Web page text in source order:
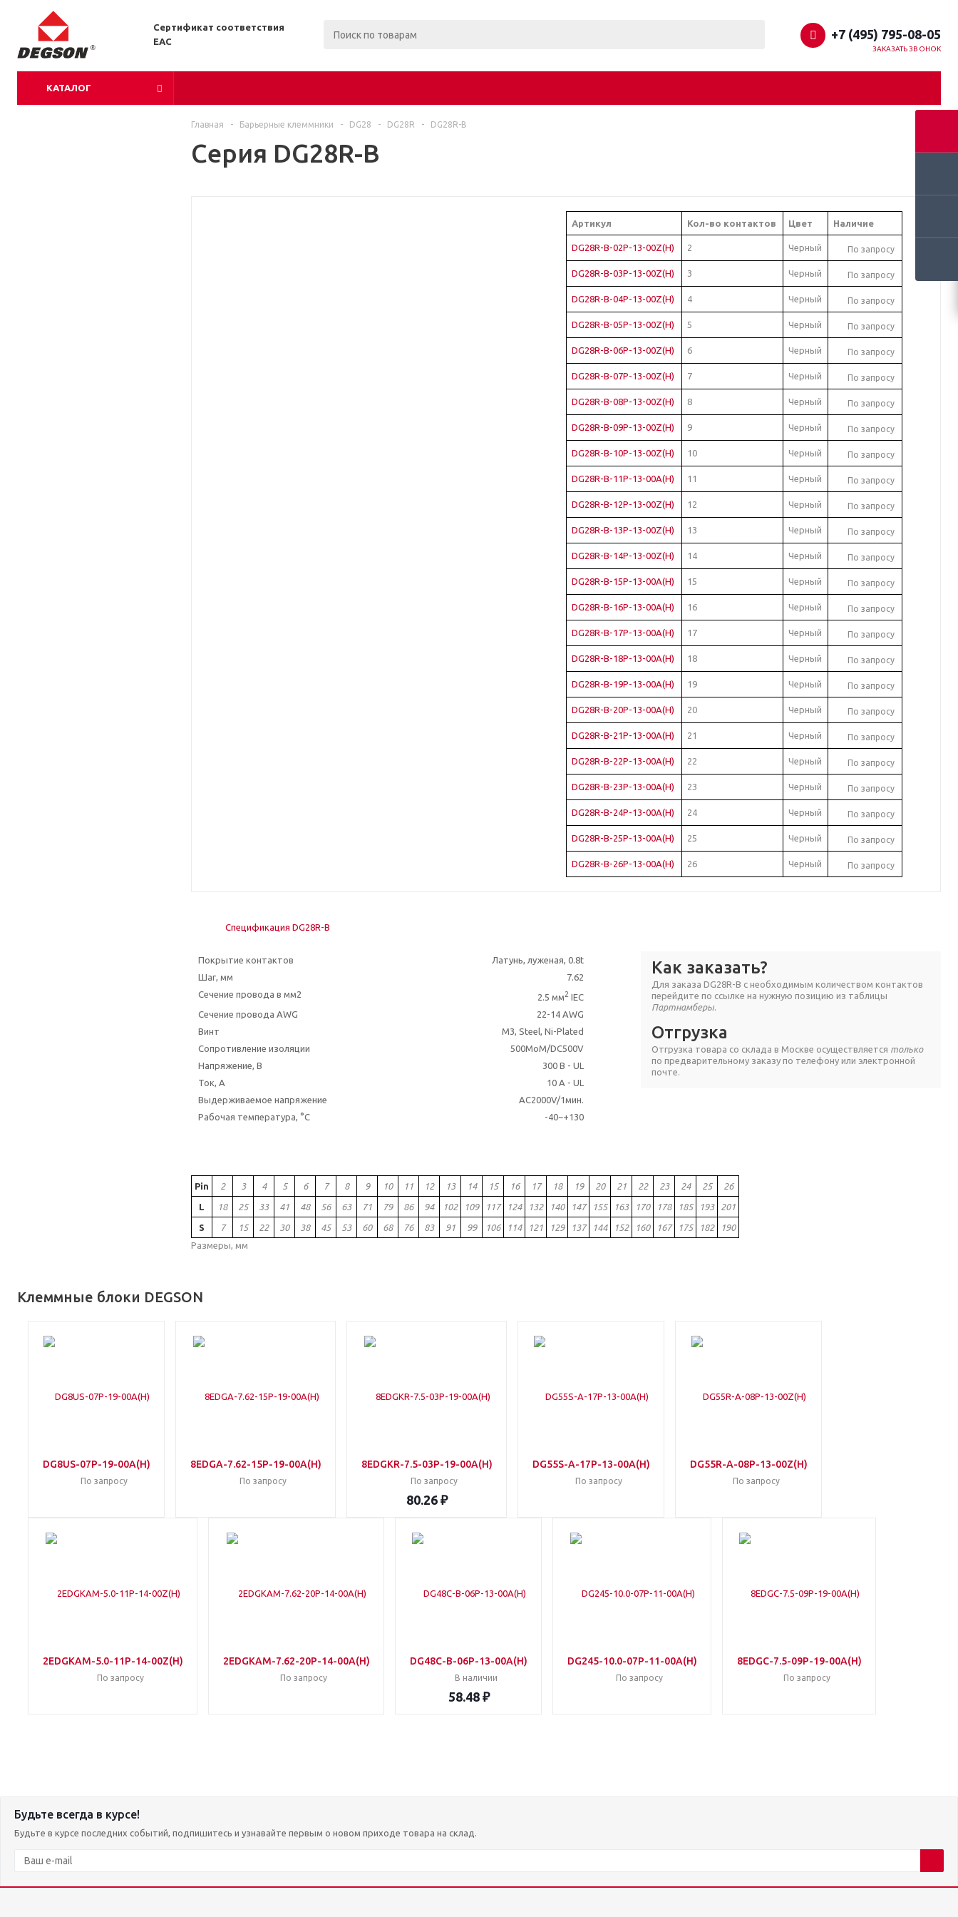
Сертификат соответствия
EAC
+7 (495) 795-08-05
ЗАКАЗАТЬ ЗВОНОК
КАТАЛОГ
Главная - Барьерные клеммники - DG28 - DG28R - DG28R-B
Серия DG28R-B
Артикул Кол-во контактов Цвет Наличие
DG28R-B-02P-13-00Z(H) 2 Черный По запросу
DG28R-B-03P-13-00Z(H) 3 Черный По запросу
DG28R-B-04P-13-00Z(H) 4 Черный По запросу
DG28R-B-05P-13-00Z(H) 5 Черный По запросу
DG28R-B-06P-13-00Z(H) 6 Черный По запросу
DG28R-B-07P-13-00Z(H) 7 Черный По запросу
DG28R-B-08P-13-00Z(H) 8 Черный По запросу
DG28R-B-09P-13-00Z(H) 9 Черный По запросу
DG28R-B-10P-13-00Z(H) 10 Черный По запросу
DG28R-B-11P-13-00A(H) 11 Черный По запросу
DG28R-B-12P-13-00Z(H) 12 Черный По запросу
DG28R-B-13P-13-00Z(H) 13 Черный По запросу
DG28R-B-14P-13-00Z(H) 14 Черный По запросу
DG28R-B-15P-13-00A(H) 15 Черный По запросу
DG28R-B-16P-13-00A(H) 16 Черный По запросу
DG28R-B-17P-13-00A(H) 17 Черный По запросу
DG28R-B-18P-13-00A(H) 18 Черный По запросу
DG28R-B-19P-13-00A(H) 19 Черный По запросу
DG28R-B-20P-13-00A(H) 20 Черный По запросу
DG28R-B-21P-13-00A(H) 21 Черный По запросу
DG28R-B-22P-13-00A(H) 22 Черный По запросу
DG28R-B-23P-13-00A(H) 23 Черный По запросу
DG28R-B-24P-13-00A(H) 24 Черный По запросу
DG28R-B-25P-13-00A(H) 25 Черный По запросу
DG28R-B-26P-13-00A(H) 26 Черный По запросу
Спецификация DG28R-B
Покрытие контактов
Латунь, луженая, 0.8t
Шаг, мм
7.62
Сечение провода в мм2
2.5 мм2 IEC
Сечение провода AWG
22-14 AWG
Винт
M3, Steel, Ni-Plated
Сопротивление изоляции
500MoM/DC500V
Напряжение, В
300 В - UL
Ток, А
10 A - UL
Выдерживаемое напряжение
AC2000V/1мин.
Рабочая температура, °C
-40~+130
Как заказать?
Для заказа DG28R-B с необходимым количеством контактов
перейдите по ссылке на нужную позицию из таблицы
Партнамберы.
Отгрузка
Отгрузка товара со склада в Москве осуществляется только
по предварительному заказу по телефону или электронной
почте.
Pin 2 3 4 5 6 7 8 9 10 11 12 13 14 15 16 17 18 19 20 21 22 23 24 25 26
L 18 25 33 41 48 56 63 71 79 86 94 102 109 117 124 132 140 147 155 163 170 178 185 193 201
S 7 15 22 30 38 45 53 60 68 76 83 91 99 106 114 121 129 137 144 152 160 167 175 182
190
Размеры, мм
Клеммные блоки DEGSON
DG8US-07P-19-00A(H)
По запросу
8EDGA-7.62-15P-19-00A(H)
По запросу
8EDGKR-7.5-03P-19-00A(H)
По запросу
80.26 ₽
DG55S-A-17P-13-00A(H)
По запросу
DG55R-A-08P-13-00Z(H)
По запросу
2EDGKAM-5.0-11P-14-00Z(H)
По запросу
2EDGKAM-7.62-20P-14-00A(H)
По запросу
DG48C-B-06P-13-00A(H)
В наличии
58.48 ₽
DG245-10.0-07P-11-00A(H)
По запросу
8EDGC-7.5-09P-19-00A(H)
По запросу
Будьте всегда в курсе!
Будьте в курсе последних событий, подпишитесь и узнавайте первым о новом приходе товара на склад.